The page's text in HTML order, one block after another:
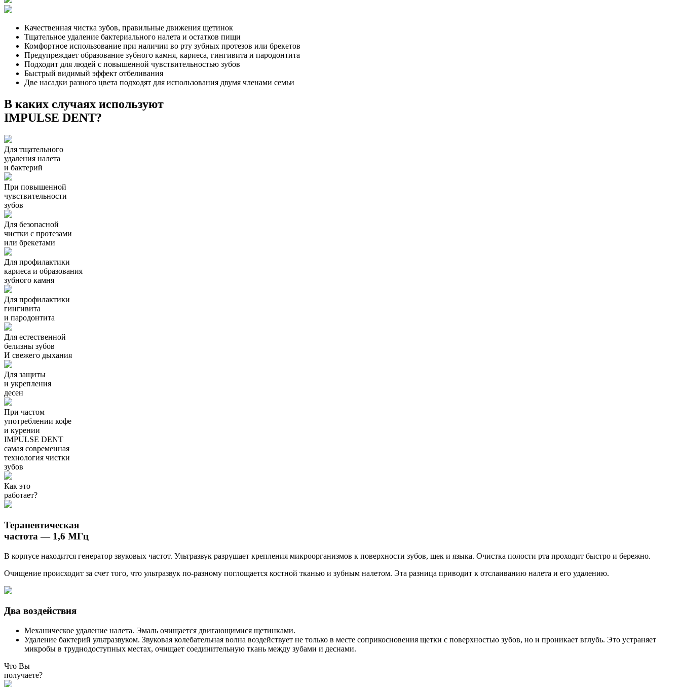
Качественная чистка зубов, правильные движения щетинок
Тщательное удаление бактериального налета и остатков пищи
Комфортное использование при наличии во рту зубных протезов или брекетов
Предупреждает образование зубного камня, кариеса, гингивита и пародонтита
Подходит для людей с повышенной чувствительностью зубов
Быстрый видимый эффект отбеливания
Две насадки разного цвета подходят для использования двумя членами семьи
В каких случаях используют
IMPULSE DENT?
Для тщательного
удаления налета
и бактерий
При повышенной
чувствительности
зубов
Для безопасной
чистки с протезами
или брекетами
Для профилактики
кариеса и образования
зубного камня
Для профилактики
гингивита
и пародонтита
Для естественной
белизны зубов
И свежего дыхания
Для защиты
и укрепления
десен
При частом
употреблении кофе
и курении
IMPULSE DENT
самая современная
технология чистки
зубов
Как это
работает?
Терапевтическая
частота — 1,6 МГц
В корпусе находится генератор звуковых частот. Ультразвук разрушает крепления микроорганизмов к поверхности зубов, щек и языка. Очистка полости рта проходит быстро и бережно.
Очищение происходит за счет того, что ультразвук по-разному поглощается костной тканью и зубным налетом. Эта разница приводит к отслаиванию налета и его удалению.
Два воздействия
Механическое удаление налета. Эмаль очищается двигающимися щетинками.
Удаление бактерий ультразвуком. Звуковая колебательная волна воздействует не только в месте соприкосновения щетки с поверхностью зубов, но и проникает вглубь. Это устраняет
микробы в труднодоступных местах, очищает соединительную ткань между зубами и деснами.
Что Вы
получаете?